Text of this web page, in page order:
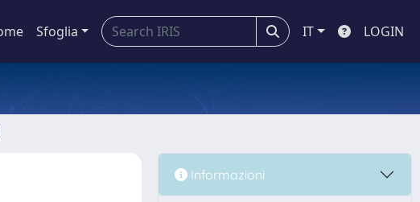
Sfoglia IT LOGIN
Informazioni